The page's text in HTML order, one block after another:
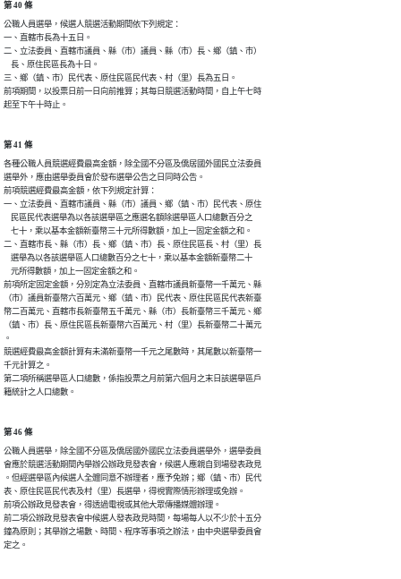
第 40 條
公職人員選舉，候選人競選活動期間依下列規定：
一、直轄市長為十五日。
二、立法委員、直轄市議員、縣（市）議員、縣（市）長、鄉（鎮、市）
    長、原住民區長為十日。
三、鄉（鎮、市）民代表、原住民區民代表、村（里）長為五日。
前項期間，以投票日前一日向前推算；其每日競選活動時間，自上午七時
起至下午十時止。
第 41 條
各種公職人員競選經費最高金額，除全國不分區及僑居國外國民立法委員
選舉外，應由選舉委員會於發布選舉公告之日同時公告。
前項競選經費最高金額，依下列規定計算：
一、立法委員、直轄市議員、縣（市）議員、鄉（鎮、市）民代表、原住
    民區民代表選舉為以各該選舉區之應選名額除選舉區人口總數百分之
    七十，乘以基本金額新臺幣三十元所得數額，加上一固定金額之和。
二、直轄市長、縣（市）長、鄉（鎮、市）長、原住民區長、村（里）長
    選舉為以各該選舉區人口總數百分之七十，乘以基本金額新臺幣二十
    元所得數額，加上一固定金額之和。
前項所定固定金額，分別定為立法委員、直轄市議員新臺幣一千萬元、縣
（市）議員新臺幣六百萬元、鄉（鎮、市）民代表、原住民區民代表新臺
幣二百萬元、直轄市長新臺幣五千萬元、縣（市）長新臺幣三千萬元、鄉
（鎮、市）長、原住民區長新臺幣六百萬元、村（里）長新臺幣二十萬元
。
競選經費最高金額計算有未滿新臺幣一千元之尾數時，其尾數以新臺幣一
千元計算之。
第二項所稱選舉區人口總數，係指投票之月前第六個月之末日該選舉區戶
籍統計之人口總數。
第 46 條
公職人員選舉，除全國不分區及僑居國外國民立法委員選舉外，選舉委員
會應於競選活動期間內舉辦公辦政見發表會，候選人應親自到場發表政見
。但經選舉區內候選人全體同意不辦理者，應予免辦；鄉（鎮、市）民代
表、原住民區民代表及村（里）長選舉，得視實際情形辦理或免辦。
前項公辦政見發表會，得透過電視或其他大眾傳播媒體辦理。
前二項公辦政見發表會中候選人發表政見時間，每場每人以不少於十五分
鐘為原則；其舉辦之場數、時間、程序等事項之辦法，由中央選舉委員會
定之。